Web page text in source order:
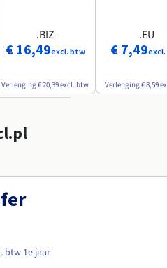
.BIZ
€ 16,49excl. btw
Verlenging € 20,39excl. btw
.EU
€ 7,49
Verlenging € 8,59
btw 1e jaar